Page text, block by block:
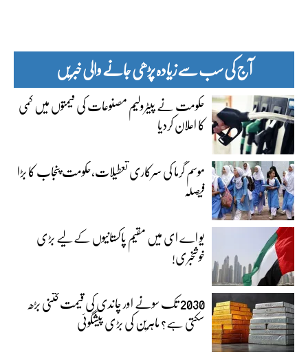
آج کی سب سے زیادہ پڑھی جانے والی خبریں
حکومت نے پیٹرولیم مصنوعات کی قیمتوں میں کمی
کا اعلان کردیا
موسم گرما کی سرکاری تعطیلات،حکومت پنجاب کا بڑا
فیصلہ
یو اے ای میں مقیم پاکستانیوں کے لیے بڑی
خوشخبری!
2030 تک سونے اور چاندی کی قیمت کتنی بڑھ
سکتی ہے؟ ماہرین کی بڑی پیشگوئی